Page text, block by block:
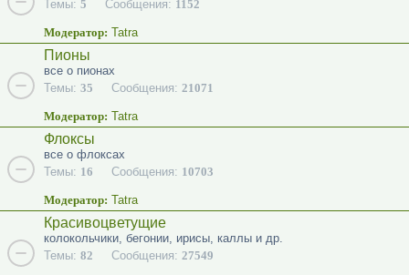
Темы: 5 Сообщения: 1152
Модератор: Tatra
Пионы
все о пионах
Темы: 35 Сообщения: 21071
Модератор: Tatra
Флоксы
все о флоксах
Темы: 16 Сообщения: 10703
Модератор: Tatra
Красивоцветущие
колокольчики, бегонии, ирисы, каллы и др.
Темы: 82 Сообщения: 27549